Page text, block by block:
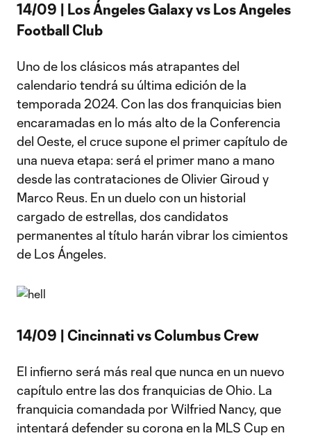
14/09 | Los Ángeles Galaxy vs Los Angeles
Football Club
Uno de los clásicos más atrapantes del
calendario tendrá su última edición de la
temporada 2024. Con las dos franquicias bien
encaramadas en lo más alto de la Conferencia
del Oeste, el cruce supone el primer capítulo de
una nueva etapa: será el primer mano a mano
desde las contrataciones de Olivier Giroud y
Marco Reus. En un duelo con un historial
cargado de estrellas, dos candidatos
permanentes al título harán vibrar los cimientos
de Los Ángeles.
14/09 | Cincinnati vs Columbus Crew
El infierno será más real que nunca en un nuevo
capítulo entre las dos franquicias de Ohio. La
franquicia comandada por Wilfried Nancy, que
intentará defender su corona en la MLS Cup en